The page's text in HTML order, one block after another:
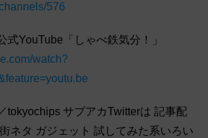
576
YouTube「しゃべ鉄気分！」
watch?
tokyochips サブアカTwitterは 記事配
ネタ ガジェット 試してみた系いろい